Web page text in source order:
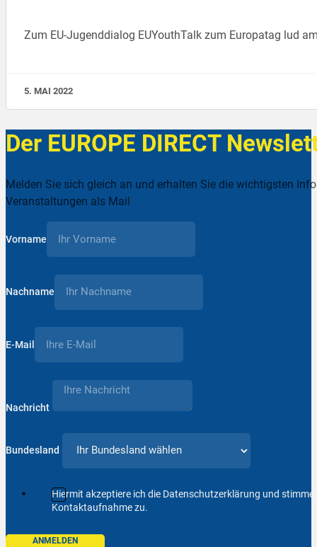
Zum EU-Jugenddialog EUYouthTalk zum Europatag lud
5. MAI 2022
Der EUROPE DIRECT
Melden Sie sich gleich an und erhalten Sie die wichtigsten
Veranstaltungen als Mail
Vorname
Nachname
E-Mail
Nachricht
Bundesland
Hiermit akzeptiere ich die Datenschutzerklärung und
Kontaktaufnahme zu.
ANMELDEN